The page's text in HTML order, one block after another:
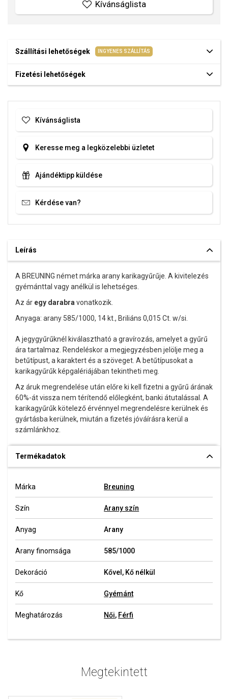
Kívánságlista
Szállítási lehetőségek INGYENES SZÁLLÍTÁS
Fizetési lehetőségek
Kívánságlista
Keresse meg a legközelebbi üzletet
Ajándéktipp küldése
Kérdése van?
Leírás
A BREUNING német márka arany karikagyűrűje. A kivitelezés
gyémánttal vagy anélkül is lehetséges.
Az ár egy darabra vonatkozik.
Anyaga: arany 585/1000, 14 kt., Briliáns 0,015 Ct. w/si.
A jegygyűrűknél kiválasztható a gravírozás, amelyet a gyűrű
ára tartalmaz. Rendeléskor a megjegyzésben jelölje meg a
betűtípust, a karaktert és a szöveget. A betűtípusokat a
karikagyűrűk képgalériájában tekintheti meg.
Az áruk megrendelése után előre ki kell fizetni a gyűrű árának
60%-át vissza nem térítendő előlegként, banki átutalással. A
karikagyűrűk kötelező érvénnyel megrendelésre kerülnek és
gyártásba kerülnek, miután a fizetés jóváírásra kerül a
számlánkhoz.
Termékadatok
Márka Breuning
Szín Arany szín
Anyag Arany
Arany finomsága 585/1000
Dekoráció Kővel, Kő nélkül
Kő Gyémánt
Meghatározás Női, Férfi
Megtekintett